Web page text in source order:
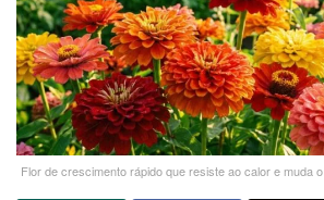
Flor de crescimento rápido que resiste ao calor e muda